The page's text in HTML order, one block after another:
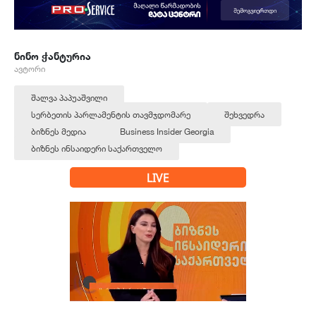
ნინო ჭანტურია
ავტორი
შალვა პაპუაშვილი
სერბეთის პარლამენტის თავმჯდომარე
შეხვედრა
ბიზნეს მედია
Business Insider Georgia
ბიზნეს ინსაიდერი საქართველო
LIVE